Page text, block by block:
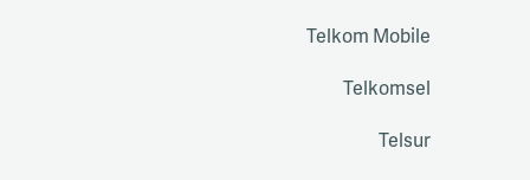
Telkom Mobile
Telkomsel
Telsur